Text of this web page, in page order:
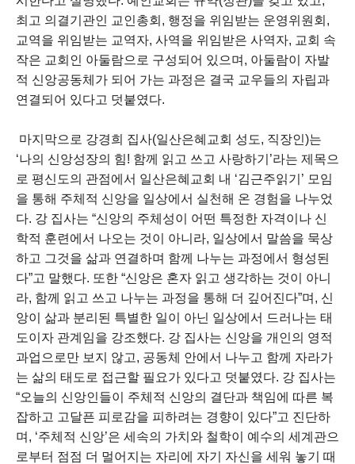
최고 의결기관인 교인총회, 행정을 위임받는 운영위원회,
교역을 위임받는 교역자, 사역을 위임받은 사역자, 교회 속
작은 교회인 아둘람으로 구성되어 있으며, 아둘람이 자발
적 신앙공동체가 되어 가는 과정은 결국 교우들의 자립과
연결되어 있다고 덧붙였다.
마지막으로 강경희 집사(일산은혜교회 성도, 직장인)는
‘나의 신앙성장의 힘! 함께 읽고 쓰고 사랑하기’라는 제목으
로 평신도의 관점에서 일산은혜교회 내 ‘김근주읽기’ 모임
을 통해 주체적 신앙을 일상에서 실천해 온 경험을 나누었
다. 강 집사는 “신앙의 주체성이 어떤 특정한 자격이나 신
학적 훈련에서 나오는 것이 아니라, 일상에서 말씀을 묵상
하고 그것을 삶과 연결하며 함께 나누는 과정에서 형성된
다”고 말했다. 또한 “신앙은 혼자 읽고 생각하는 것이 아니
라, 함께 읽고 쓰고 나누는 과정을 통해 더 깊어진다”며, 신
앙이 삶과 분리된 특별한 일이 아닌 일상에서 드러나는 태
도이자 관계임을 강조했다. 강 집사는 신앙을 개인의 영적
과업으로만 보지 않고, 공동체 안에서 나누고 함께 자라가
는 삶의 태도로 접근할 필요가 있다고 덧붙였다. 강 집사는
“오늘의 신앙인들이 주체적 신앙의 결단과 책임에 따른 복
잡하고 고달픈 피로감을 피하려는 경향이 있다”고 진단하
며, ‘주체적 신앙’은 세속의 가치와 철학이 예수의 세계관으
로부터 점점 더 멀어지는 자리에 자기 자신을 세워 놓기 때